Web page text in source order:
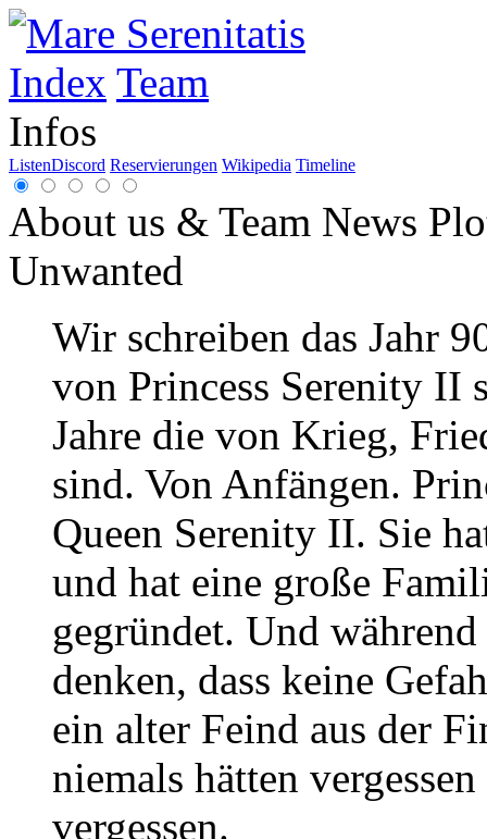
Index Team
Infos
ListenDiscord Reservierungen Wikipedia Timeline
About us & Team News
Unwanted
Wir schreiben das Jahr
von Princess Serenity II
Jahre die von Krieg,
sind. Von Anfängen.
Queen Serenity II. Sie
und hat eine große
gegründet. Und
denken, dass keine
ein alter Feind aus der
niemals hätten
vergessen.